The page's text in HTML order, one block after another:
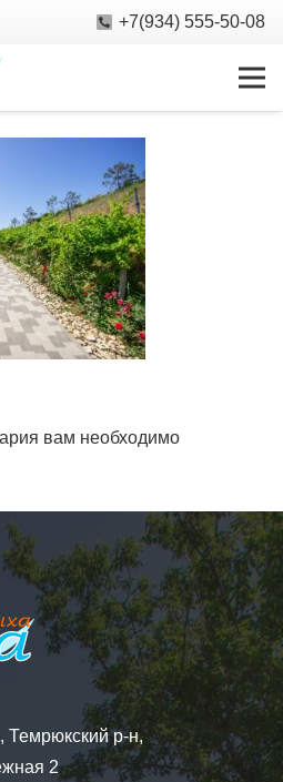
+7(934) 555-50-08
вам необходимо
Темрюкский р-н,
2